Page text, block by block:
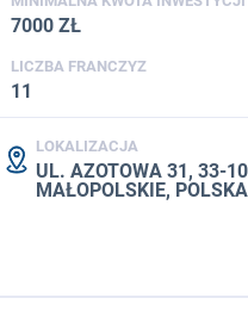
7000 ZŁ
LICZBA FRANCZYZ
11
LOKALIZACJA
UL. AZOTOWA 31, 33-
MAŁOPOLSKIE, POLSKA